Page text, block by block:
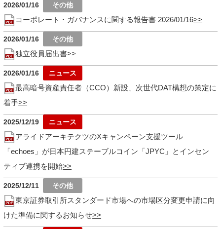
2026/01/16
コーポレート・ガバナンスに関する報告書 2026/01/16
2026/01/16
独立役員届出書
2026/01/16
最高暗号資産責任者（CCO）新設、次世代DAT構想の策定に
着手
2025/12/19
アライドアーキテクツのXキャンペーン支援ツール
「echoes」が日本円建ステーブルコイン「JPYC」とインセン
ティブ連携を開始
2025/12/11
東京証券取引所スタンダード市場への市場区分変更申請に向
けた準備に関するお知らせ